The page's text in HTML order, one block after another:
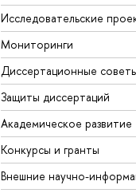
Исследовательские
Мониторинги
Диссертационные
Защиты диссертаций
Академическое развитие
Конкурсы и гранты
Внешние научно-